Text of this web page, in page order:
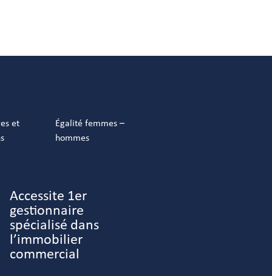
et
Égalité femmes –
hommes
Accessite 1er
gestionnaire
spécialisé dans
l’immobilier
commercial